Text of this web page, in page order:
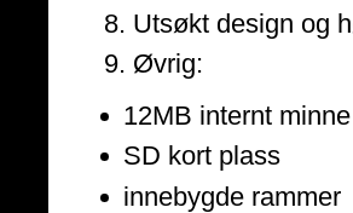
Utsøkt design og
Øvrig:
12MB internt minne
SD kort plass
innebygde rammer